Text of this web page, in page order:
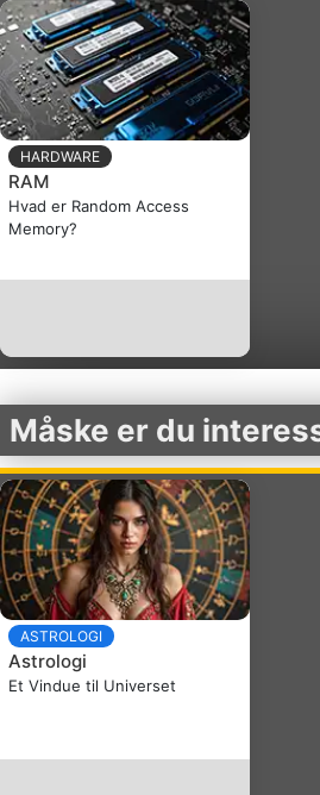
HARDWARE
RAM
Hvad er Random Access
Memory?
Måske er du
ASTROLOGI
Astrologi
Et Vindue til Universet